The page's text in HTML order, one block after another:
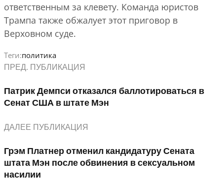
ответственным за клевету. Команда юристов
Трампа также обжалует этот приговор в
Верховном суде.
Теги:политика
ПРЕД. ПУБЛИКАЦИЯ
Патрик Демпси отказался баллотироваться в
Сенат США в штате Мэн
ДАЛЕЕ ПУБЛИКАЦИЯ
Грэм Платнер отменил кандидатуру Сената
штата Мэн после обвинения в сексуальном
насилии